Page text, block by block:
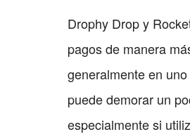
Drophy Drop y
pagos de manera
generalmente en
puede demorar un
especialmente si